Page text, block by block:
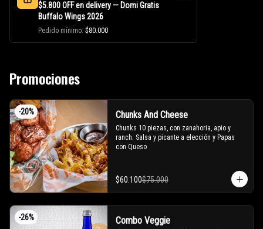
$5.800 OFF en delivery — Domi Gratis
Buffalo Wings 2026
Pedido mínimo: $80.000
Promociones
-20% Chunks And Cheese
Chunks 10 piezas, con zanahoria, apio y
ranch. Salsa y picante a elección y Papas
con Queso
$60.100$75.000
-26% Combo Veggie